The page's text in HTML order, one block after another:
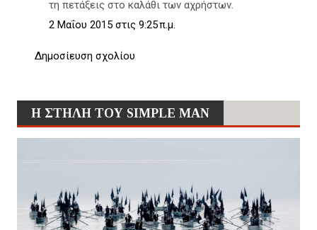
τη πετάξεις στο καλάθι των αχρήστων.
2 Μαΐου 2015 στις 9:25 π.μ.
Δημοσίευση σχολίου
Η ΣΤΗΛΗ ΤΟΥ SIMPLE MAN